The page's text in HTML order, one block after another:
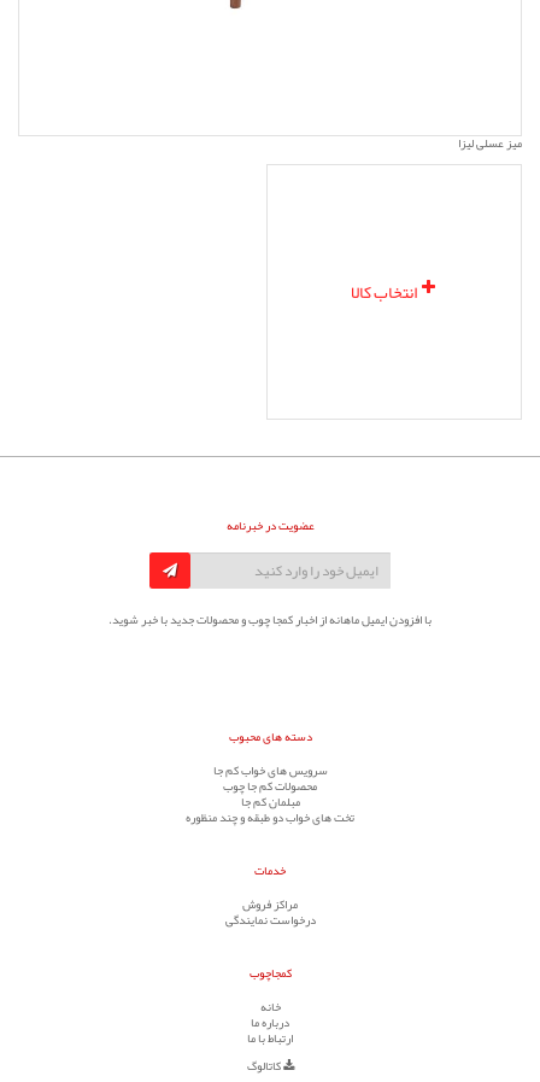
میز عسلی لیزا
انتخاب کالا
عضویت در خبرنامه
با افزودن ایمیل ماهانه از اخبار کمجا چوب و محصولات جدید با خبر شوید.
دسته های محبوب
سرویس های خواب کم جا
محصولات کم جا چوب
مبلمان کم جا
تخت های خواب دو طبقه و چند منظوره
خدمات
مراکز فروش
درخواست نمایندگی
کمجاچوب
خانه
درباره ما
ارتباط با ما
کاتالوگ